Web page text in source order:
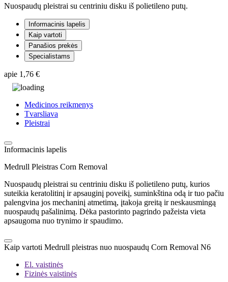
Nuospaudų pleistrai su centriniu disku iš polietileno putų.
Informacinis lapelis
Kaip vartoti
Panašios prekės
Specialistams
apie 1,76 €
Medicinos reikmenys
Tvarsliava
Pleistrai
Informacinis lapelis
Medrull Pleistras Corn Removal
Nuospaudų pleistrai su centriniu disku iš polietileno putų, kurios
suteikia keratolitinį ir apsauginį poveikį, suminkština odą ir tuo pačiu
palengvina jos mechaninį atmetimą, įtakoja greitą ir neskausmingą
nuospaudų pašalinimą. Dėka pastorinto pagrindo pažeista vieta
apsaugoma nuo trynimo ir spaudimo.
Kaip vartoti Medrull pleistras nuo nuospaudų Corn Removal N6
El. vaistinės
Fizinės vaistinės